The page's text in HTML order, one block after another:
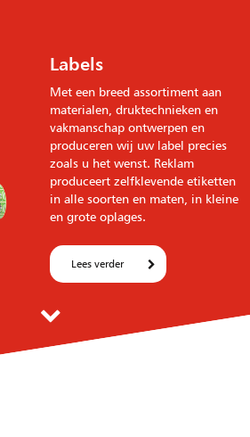
Labels
Met een breed assortiment aan
materialen, druktechnieken en
vakmanschap ontwerpen en
produceren wij uw label precies
zoals u het wenst. Reklam
produceert zelfklevende etiketten
in alle soorten en maten, in kleine
en grote oplages.
Lees verder